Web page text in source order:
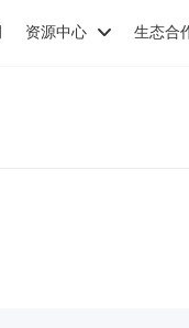
资源中心 生态合